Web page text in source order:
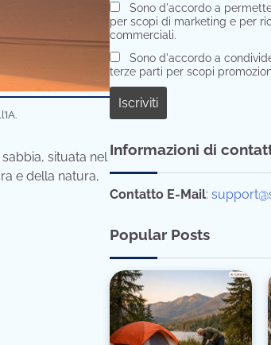
situata nel
e della natura,
Sono d'accordo a
per scopi di marketing e per
commerciali.
Sono d'accordo a
terze parti per scopi
Informazioni di
Contatto E-Mail:
Popular Posts